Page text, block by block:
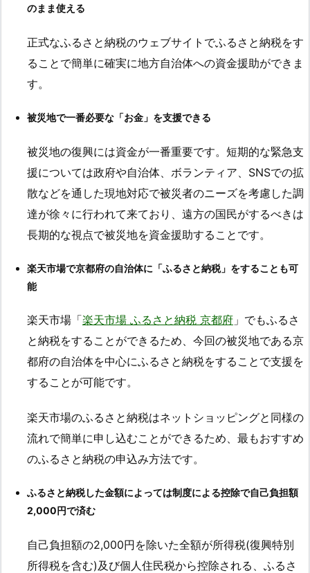
のまま使える
正式なふるさと納税のウェブサイトでふるさと納税をす
ることで簡単に確実に地方自治体への資金援助ができま
す。
被災地で一番必要な「お金」を支援できる
被災地の復興には資金が一番重要です。短期的な緊急支
援については政府や自治体、ボランティア、SNSでの拡
散などを通した現地対応で被災者のニーズを考慮した調
達が徐々に行われて来ており、遠方の国民がするべきは
長期的な視点で被災地を資金援助することです。
楽天市場で京都府の自治体に「ふるさと納税」をすることも可
能
楽天市場「楽天市場 ふるさと納税 京都府 」でもふるさ
と納税をすることができるため、今回の被災地である京
都府の自治体を中心にふるさと納税をすることで支援を
することが可能です。
楽天市場のふるさと納税はネットショッピングと同様の
流れで簡単に申し込むことができるため、最もおすすめ
のふるさと納税の申込み方法です。
ふるさと納税した金額によっては制度による控除で自己負担額
2,000円で済む
自己負担額の2,000円を除いた全額が所得税(復興特別
所得税を含む)及び個人住民税から控除される、ふるさ